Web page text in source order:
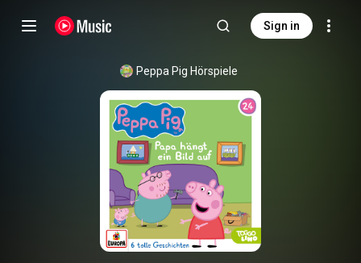
Sign in
Peppa Pig Hörspiele